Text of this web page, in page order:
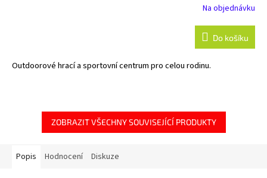
Na objednávku
Do košíku
Outdoorové hrací a sportovní centrum pro celou rodinu.
ZOBRAZIT VŠECHNY SOUVISEJÍCÍ PRODUKTY
Popis Hodnocení Diskuze